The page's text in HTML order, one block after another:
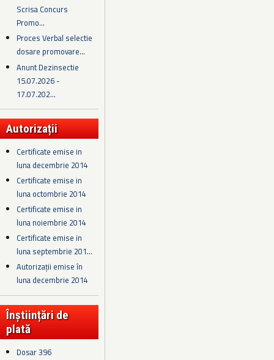
Scrisa Concurs
Promo...
Proces Verbal selectie
dosare promovare...
Anunt Dezinsectie
15.07.2026 -
17.07.202...
Autorizații
Certificate emise in
luna decembrie 2014
Certificate emise in
luna octombrie 2014
Certificate emise in
luna noiembrie 2014
Certificate emise in
luna septembrie 201...
Autorizații emise în
luna decembrie 2014
Înștiințări de
plată
Dosar 396